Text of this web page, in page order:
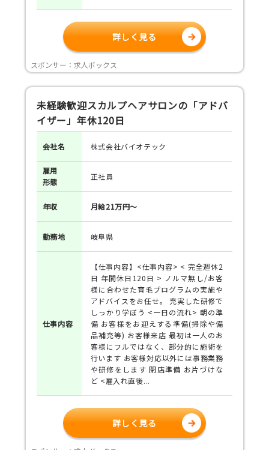
詳しく見る
スポンサー：求人ボックス
未経験歓迎スカルプヘアサロンの「アドバ
イザー」年休120日
会社名 株式会社バイオテック
雇用
形態
正社員
年収 月給21万円～
勤務地 岐阜県
仕事内容
【仕事内容】<仕事内容> < 完全週休2
日 年間休日120日 > ノルマ無し/お客
様に合わせた育毛プログラムの実施や
アドバイスをお任せ。 充実した研修で
しっかり学ぼう <一日の流れ> 朝の準
備 お客様をお迎えする準備(掃除や備
品補充等) お客様来店 最初は一人のお
客様にフルではなく、部分的に施術を
行います お客様対応以外には事務業務
や研修をします 閉店準備 お片づけな
ど <雇入れ直後...
詳しく見る